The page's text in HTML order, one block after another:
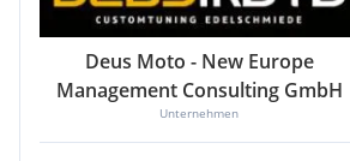
Deus Moto - New Europe
Management Consulting GmbH
Unternehmen